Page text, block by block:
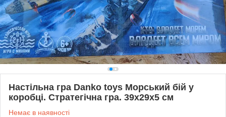
Настільна гра Danko toys Морський бій у
коробці. Стратегічна гра. 39х29х5 см
Немає в наявності